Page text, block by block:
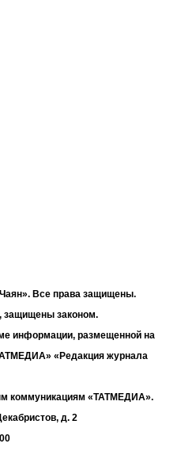
Все права защищены.
законом.
информации, размещенной на
«Редакция журнала
коммуникациям «ТАТМЕДИА».
д. 2